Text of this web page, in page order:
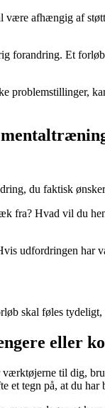
afhængig af
forandring. Et
problemstillinger,
du faktisk
fra? Hvad vil du
udfordringen
skal føles tydeligt,
eller
til dig,
et tegn på, at du